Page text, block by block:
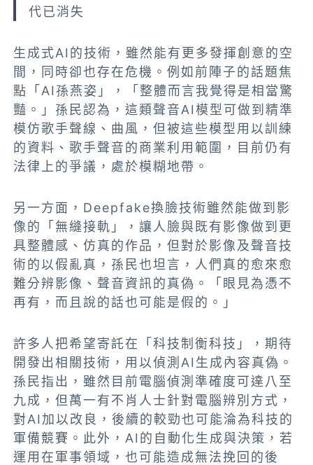
代已消失
生成式AI的技術，雖然能有更多發揮創意的空
間，同時卻也存在危機。例如前陣子的話題焦
點「AI孫燕姿」，「整體而言我覺得是相當驚
豔。」孫民認為，這類聲音AI模型可做到精準
模仿歌手聲線、曲風，但被這些模型用以訓練
的資料、歌手聲音的商業利用範圍，目前仍有
法律上的爭議，處於模糊地帶。
另一方面，Deepfake換臉技術雖然能做到影
像的「無縫接軌」，讓人臉與既有影像做到更
具整體感、仿真的作品，但對於影像及聲音技
術的以假亂真，孫民也坦言，人們真的愈來愈
難分辨影像、聲音資訊的真偽。「眼見為憑不
再有，而且說的話也可能是假的。」
許多人把希望寄託在「科技制衡科技」，期待
開發出相關技術，用以偵測AI生成內容真偽。
孫民指出，雖然目前電腦偵測準確度可達八至
九成，但萬一有不肖人士針對電腦辨別方式，
對AI加以改良，後續的較勁也可能淪為科技的
軍備競賽。此外，AI的自動化生成與決策，若
運用在軍事領域，也可能造成無法挽回的後